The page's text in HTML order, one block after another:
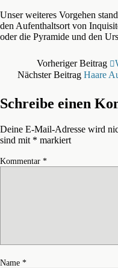
Unser weiteres Vorgehen
den Aufenthaltsort von
oder die Pyramide und den
Vorheriger Beitrag
Nächster Beitrag Haare
Schreibe einen
Deine E-Mail-Adresse wird
sind mit * markiert
Kommentar *
Name *